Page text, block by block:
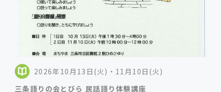
2026年10月13日(火)・11月10日(火)
三条語りの会とびら 民話語り体験講座